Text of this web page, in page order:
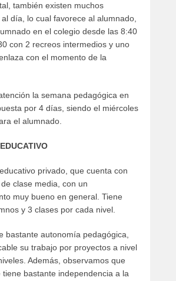
también existen muchos
día, lo cual favorece al alumnado,
en el colegio desde las 8:40
con 2 recreos intermedios y uno
con el momento de la
la semana pedagógica en
por 4 días, siendo el miércoles
el alumnado.
privado, que cuenta con
clase media, con un
muy bueno en general. Tiene
y 3 clases por cada nivel.
bastante autonomía pedagógica,
su trabajo por proyectos a nivel
Además, observamos que
tiene bastante independencia a la